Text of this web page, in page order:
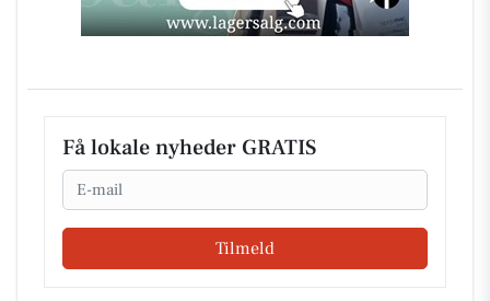
Få lokale nyheder GRATIS
Email
Tilmeld